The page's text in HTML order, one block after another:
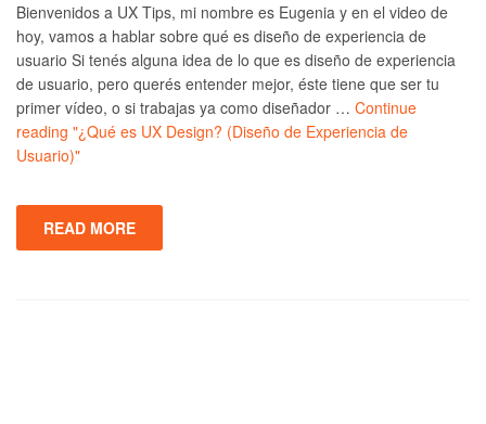
Bienvenidos a UX Tips, mi nombre es Eugenia y en el video de
hoy, vamos a hablar sobre qué es diseño de experiencia de
usuario Si tenés alguna idea de lo que es diseño de experiencia
de usuario, pero querés entender mejor, éste tiene que ser tu
primer vídeo, o si trabajas ya como diseñador … Continue
reading "¿Qué es UX Design? (Diseño de Experiencia de
Usuario)"
READ MORE